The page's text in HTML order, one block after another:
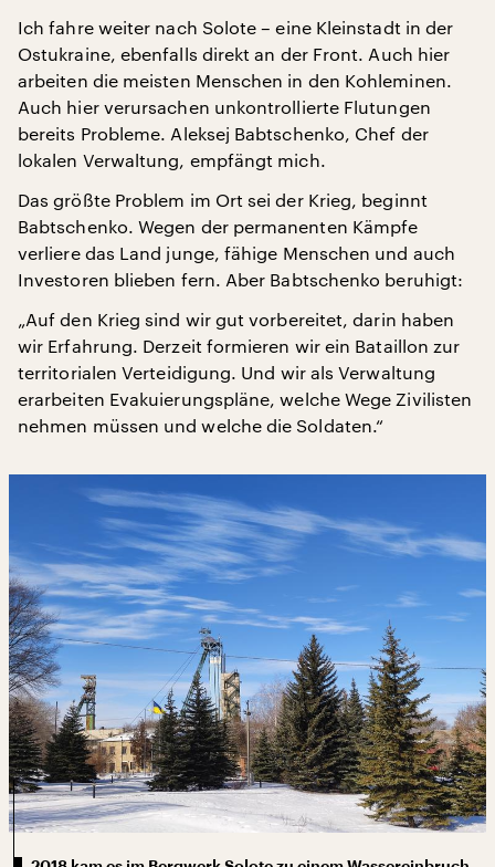
Ich fahre weiter nach Solote – eine Kleinstadt in der
Ostukraine, ebenfalls direkt an der Front. Auch hier
arbeiten die meisten Menschen in den Kohleminen.
Auch hier verursachen unkontrollierte Flutungen
bereits Probleme. Aleksej Babtschenko, Chef der
lokalen Verwaltung, empfängt mich.
Das größte Problem im Ort sei der Krieg, beginnt
Babtschenko. Wegen der permanenten Kämpfe
verliere das Land junge, fähige Menschen und auch
Investoren blieben fern. Aber Babtschenko beruhigt:
„Auf den Krieg sind wir gut vorbereitet, darin haben
wir Erfahrung. Derzeit formieren wir ein Bataillon zur
territorialen Verteidigung. Und wir als Verwaltung
erarbeiten Evakuierungspläne, welche Wege Zivilisten
nehmen müssen und welche die Soldaten.“